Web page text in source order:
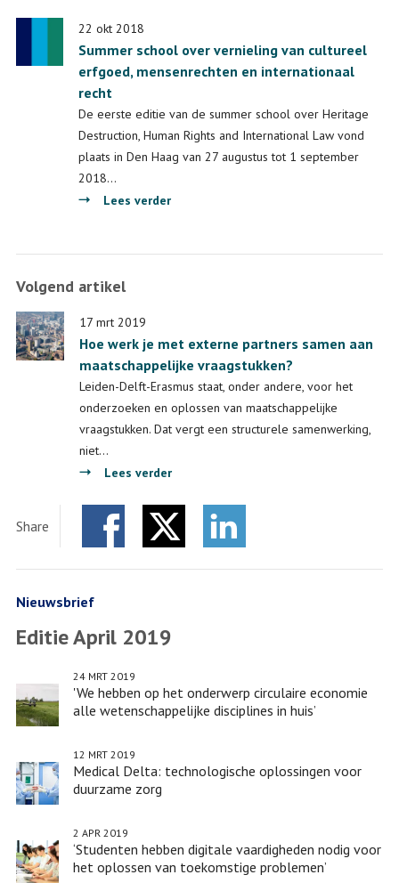
van
de
kleitabletten
22 okt 2018
Summer school over vernieling van cultureel
erfgoed, mensenrechten en internationaal
recht
De eerste editie van de summer school over Heritage
Destruction, Human Rights and International Law vond
plaats in Den Haag van 27 augustus tot 1 september
2018…
Lees verderover
erfgoed,
mensenrechten
en
internationaal
recht
Volgend artikel
17 mrt 2019
Hoe werk je met externe partners samen aan
maatschappelijke vraagstukken?
Leiden-Delft-Erasmus staat, onder andere, voor het
onderzoeken en oplossen van maatschappelijke
vraagstukken. Dat vergt een structurele samenwerking,
niet…
Lees verder
werk
je
vraagstukken?
Share
Nieuwsbrief
Editie April 2019
'We hebben op het onderwerp circulaire economie
alle wetenschappelijke disciplines in huis’
24 MRT 2019
Medical Delta: technologische oplossingen voor
duurzame zorg
12 MRT 2019
‘Studenten hebben digitale vaardigheden nodig voor
het oplossen van toekomstige problemen’
2 APR 2019